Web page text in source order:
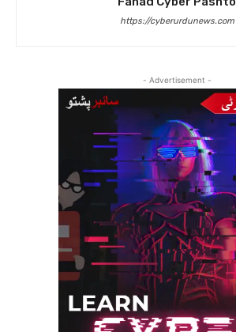
https://cyberurdunews.com
- Advertisement -